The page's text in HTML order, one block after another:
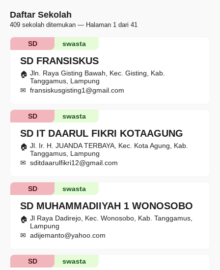
Daftar Sekolah
409 sekolah ditemukan — Halaman 1 dari 41
SD FRANSISKUS
swasta
SD
Jln. Raya Gisting Bawah, Kec. Gisting, Kab.
Tanggamus, Lampung
fransiskusgisting1@gmail.com
SD IT DAARUL FIKRI KOTAAGUNG
swasta
SD
Jl. Ir. H. JUANDA TERBAYA, Kec. Kota Agung, Kab.
Tanggamus, Lampung
sditdaarulfikri12@gmail.com
SD MUHAMMADIIYAH 1 WONOSOBO
swasta
SD
Jl Raya Dadirejo, Kec. Wonosobo, Kab. Tanggamus,
Lampung
adijemanto@yahoo.com
swasta
SD